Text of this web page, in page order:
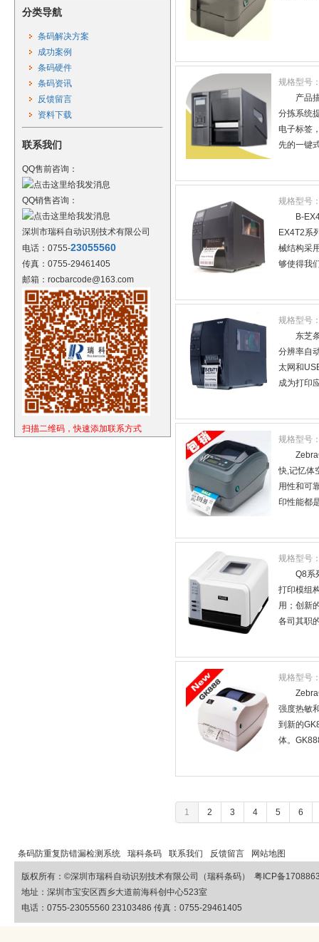
分类导航
条码解决方案
成功案例
条码硬件
条码资讯
反馈留言
资料下载
联系我们
QQ售前咨询：
QQ销售咨询：
深圳市瑞科自动识别技术有限公司
电话：0755-23055560
传真：0755-29461405
邮箱：rocbarcode@163.com
扫描二维码，快速添加联系方式
规格型号
产品
分拣系统
电子标签
先的一键
规格型号
B-
EX4T2系
械结构采
够使得我
规格型号
东芝
分辨率自
太网和
成为打印
规格型号
快,记忆体
用性和可
印性能都
规格型号
Q8系
打印模组
用；创新
各司其职
规格型号
强度热敏
到新的
体。
1 2 3 4 5 6
条码防重复防错漏检测系统 瑞科条码 联系我们 反馈留言 网站地图
版权所有：©深圳市瑞科自动识别技术有限公司（瑞科条码）
粤ICP备
地址：深圳市宝安区西乡大道前海科创中心523室
电话：0755-23055560 23103486 传真：0755-29461405